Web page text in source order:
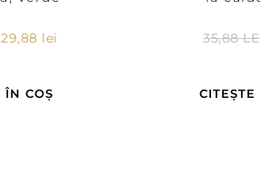
29,88 lei
ÎN COȘ
35,88